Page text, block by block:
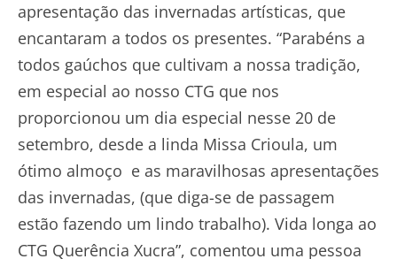
apresentação das invernadas artísticas, que
encantaram a todos os presentes. “Parabéns a
todos gaúchos que cultivam a nossa tradição,
em especial ao nosso CTG que nos
proporcionou um dia especial nesse 20 de
setembro, desde a linda Missa Crioula, um
ótimo almoço e as maravilhosas apresentações
das invernadas, (que diga-se de passagem
estão fazendo um lindo trabalho). Vida longa ao
CTG Querência Xucra”, comentou uma pessoa